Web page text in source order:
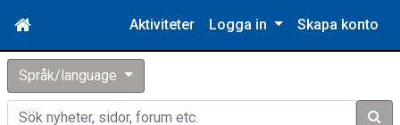
Aktiviteter Logga in Skapa konto
Språk/language
Sök